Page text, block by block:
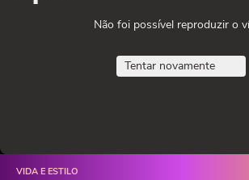
Não foi possível reproduzir o
Tentar novamente
VIDA E ESTILO